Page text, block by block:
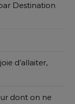
Destination
d’allaiter,
dont on ne